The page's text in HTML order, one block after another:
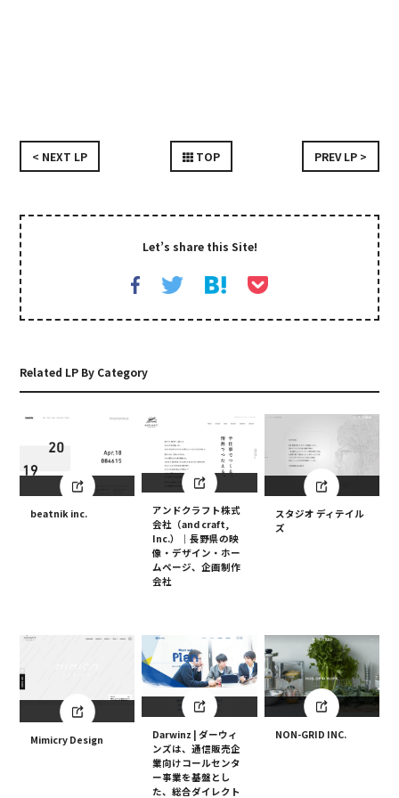
< NEXT LP TOP PREV LP >
Let’s share this Site!
Related LP By Category
beatnik inc.
アンドクラフト株式
会社（and craft,
Inc.）｜長野県の映
像・デザイン・ホー
ムページ、企画制作
会社
スタジオ ディテイル
ズ
Mimicry Design
Darwinz | ダーウィ
ンズは、通信販売企
業向けコールセンタ
ー事業を基盤とし
た、総合ダイレクト
NON-GRID INC.